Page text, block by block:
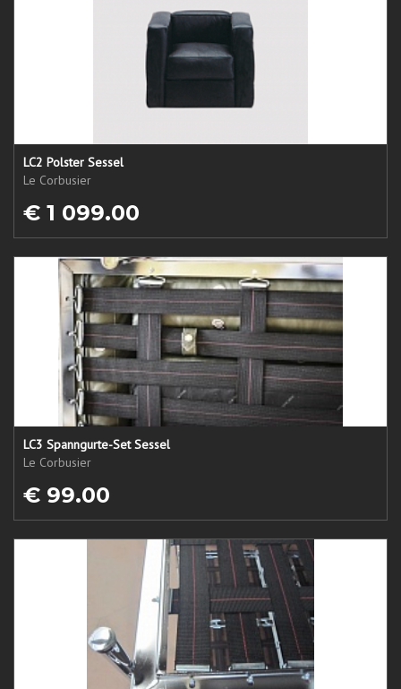
LC2 Polster Sessel
Le Corbusier
€ 1 099.00
LC3 Spanngurte-Set Sessel
Le Corbusier
€ 99.00